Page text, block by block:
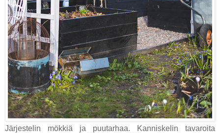
Järjestelin mökkiä ja puutarhaa. Kanniskelin tavaroita